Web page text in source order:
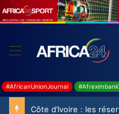
#AfricanUnionJournal